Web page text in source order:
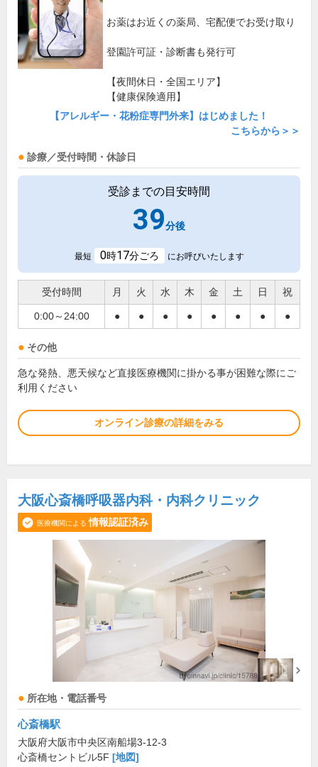
お薬はお近くの薬局、宅配便でお受け取り
登園許可証・診断書も発行可
【夜間休日・全国エリア】
【健康保険適用】
【アレルギー・花粉症専門外来】はじめました！
こちらから＞＞
診療／受付時間・休診日
受診までの目安時間
39分後
最短 0時17分ごろ にお呼びいたします
受付時間 月 火 水 木 金 土 日 祝
0:00～24:00 ● ● ● ● ● ● ● ●
その他
急な発熱、悪天候など直接医療機関に掛かる事が困難な際にご
利用ください
オンライン診療の詳細をみる
大阪心斎橋呼吸器内科・内科クリニック
医療機関による 情報認証済み
所在地・電話番号
心斎橋駅
大阪府大阪市中央区南船場3-12-3
心斎橋セントビル5F [地図]